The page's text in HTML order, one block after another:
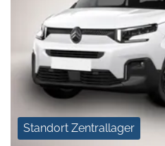
Standort Zentrallager